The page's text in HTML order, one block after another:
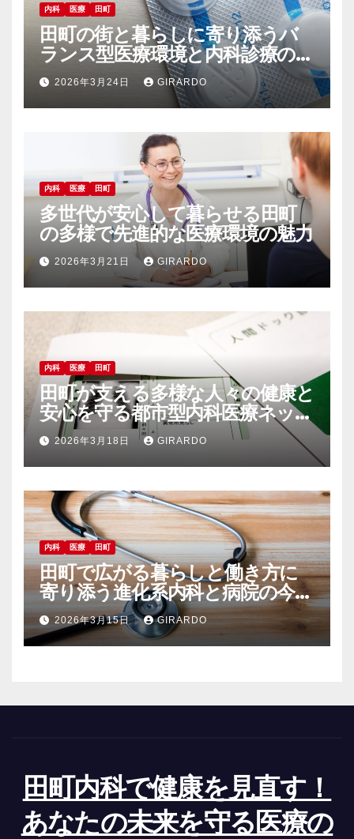
内科 医療 田町
田町の街と暮らしに寄り添うバ
ランス型医療環境と内科診療の魅
力2026年3月24日 GIRARDO
内科 医療 田町
多世代が安心して暮らせる田町
の多様で先進的な医療環境の魅力
2026年3月21日 GIRARDO
内科 医療 田町
田町が支える多様な人々の健康と
安心を守る都市型内科医療ネット
ワーク
2026年3月18日 GIRARDO
内科 医療 田町
田町で広がる暮らしと働き方に
寄り添う進化系内科と病院の今と
未来
2026年3月15日 GIRARDO
田町内科で健康を見直す！
あなたの未来を守る医療の